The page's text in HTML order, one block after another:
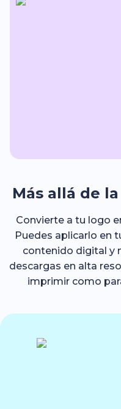
Más allá de
Convierte a tu logo
Puedes aplicarlo en
contenido digital y
descargas en alta
imprimir como